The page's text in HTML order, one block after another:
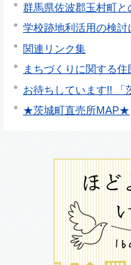
群馬県佐波郡玉村町
学校跡地利活用の検討
関連リンク集
まちづくりに関する
お待ちしています!! 「
★茨城町直売所MAP★